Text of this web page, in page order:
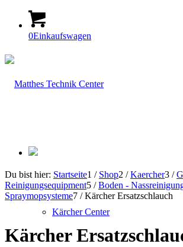
0Einkaufswagen
Kärcher Center
Du bist hier: Startseite1 / Shop2 / Kaercher3 /
Reinigungsequipment5 / Boden -
Spraymopsysteme7 / Kärcher Ersatzschlauch
Kärcher